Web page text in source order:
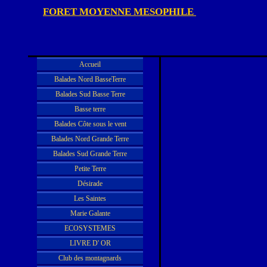
FORET MOYENNE MESOPHILE
Accueil
Balades Nord BasseTerre
Balades Sud Basse Terre
Basse terre
Balades Côte sous le vent
Balades Nord Grande Terre
Balades Sud Grande Terre
Petite Terre
Désirade
Les Saintes
Marie Galante
ECOSYSTEMES
LIVRE D' OR
Club des montagnards